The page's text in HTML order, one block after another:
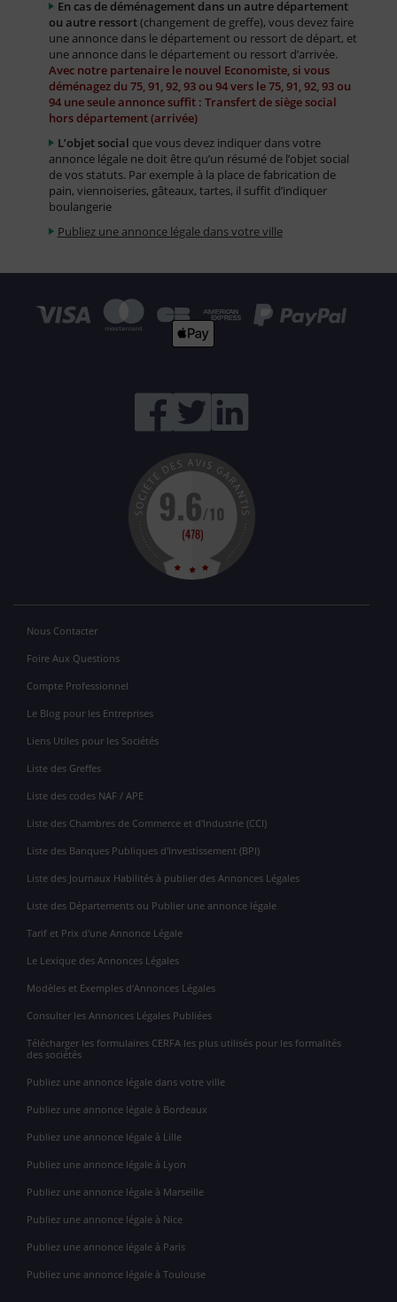
En cas de déménagement dans un autre département
ou autre ressort(changement de greffe), vous devez faire
une annonce dans le département ou ressort de départ, et
une annonce dans le département ou ressort d’arrivée.
Avec notre partenaire le nouvel Economiste, si vous
déménagez du 75, 91, 92, 93 ou 94 vers le 75, 91, 92, 93 ou
94 une seule annonce suffit : Transfert de siège social
hors département (arrivée)
L’objet social que vous devez indiquer dans votre
annonce légale ne doit être qu’un résumé de l’objet social
de vos statuts. Par exemple à la place de fabrication de
pain, viennoiseries, gâteaux, tartes, il suffit d’indiquer
boulangerie
Publiez une annonce légale dans votre ville
Nous Contacter
Foire Aux Questions
Compte Professionnel
Le Blog pour les Entreprises
Liens Utiles pour les Sociétés
Liste des Greffes
Liste des codes NAF / APE
Liste des Chambres de Commerce et d'Industrie (CCI)
Liste des Banques Publiques d'Investissement (BPI)
Liste des Journaux Habilités à publier des Annonces Légales
Liste des Départements ou Publier une annonce légale
Tarif et Prix d'une Annonce Légale
Le Lexique des Annonces Légales
Modèles et Exemples d'Annonces Légales
Consulter les Annonces Légales Publiées
Télécharger les formulaires CERFA les plus utilisés pour les formalités
des sociétés
Publiez une annonce légale dans votre ville
Publiez une annonce légale à Bordeaux
Publiez une annonce légale à Lille
Publiez une annonce légale à Lyon
Publiez une annonce légale à Marseille
Publiez une annonce légale à Nice
Publiez une annonce légale à Paris
Publiez une annonce légale à Toulouse